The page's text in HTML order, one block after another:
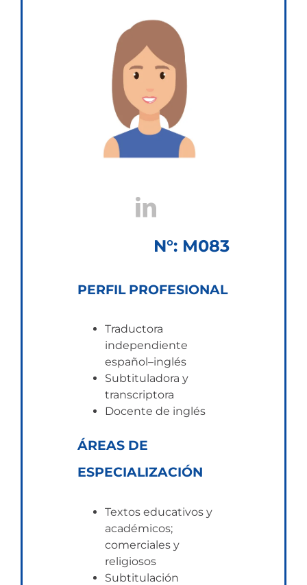
N°: M083
PERFIL PROFESIONAL
Traductora
independiente
español–inglés
Subtituladora y
transcriptora
Docente de inglés
ÁREAS DE
ESPECIALIZACIÓN
Textos educativos y
académicos;
comerciales y
religiosos
Subtitulación